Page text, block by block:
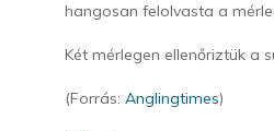
hangosan felolvasta a
Két mérlegen ellenőriztük a
(Forrás:Anglingtimes)